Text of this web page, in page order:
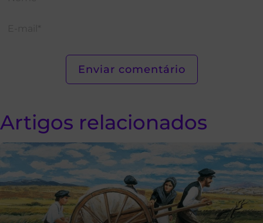
Artigos relacionados